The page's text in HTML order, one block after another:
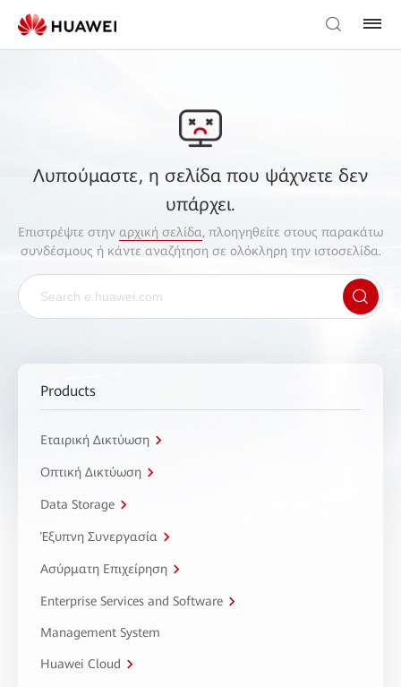
Λυπούμαστε, η σελίδα που ψάχνετε δεν
υπάρχει.
Επιστρέψτε στην αρχική σελίδα, πλοηγηθείτε στους παρακάτω
συνδέσμους ή κάντε αναζήτηση σε ολόκληρη την ιστοσελίδα.
Products
Εταιρική Δικτύωση
Οπτική Δικτύωση
Data Storage
Έξυπνη Συνεργασία
Ασύρματη Επιχείρηση
Enterprise Services and Software
Management System
Huawei Cloud